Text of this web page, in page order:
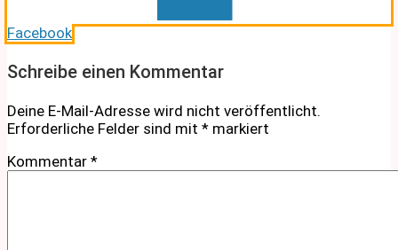
Facebook
Schreibe einen Kommentar
Deine E-Mail-Adresse wird nicht veröffentlicht.
Erforderliche Felder sind mit * markiert
Kommentar *